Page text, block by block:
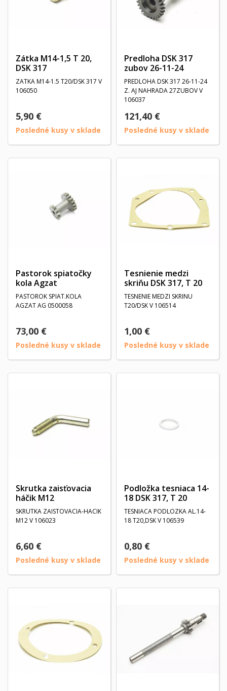
Zátka M14-1,5 T 20,
DSK 317
ZATKA M14-1.5 T20/DSK 317 V
106050
5,90 €
Posledné kusy v sklade
Predloha DSK 317
zubov 26-11-24
PREDLOHA DSK 317 26-11-24
Z. AJ NAHRADA 27ZUBOV V
106037
121,40 €
Posledné kusy v sklade
Pastorok spiatočky
kola Agzat
PASTOROK SPIAT.KOLA
AGZAT AG 0500058
73,00 €
Posledné kusy v sklade
Tesnienie medzi
skriňu DSK 317, T 20
TESNENIE MEDZI SKRINU
T20/DSK V 106514
1,00 €
Posledné kusy v sklade
Skrutka zaisťovacia
háčik M12
SKRUTKA ZAISTOVACIA-HACIK
M12 V 106023
6,60 €
Posledné kusy v sklade
Podložka tesniaca 14-
18 DSK 317, T 20
TESNIACA PODLOZKA AL.14-
18 T20,DSK V 106539
0,80 €
Posledné kusy v sklade